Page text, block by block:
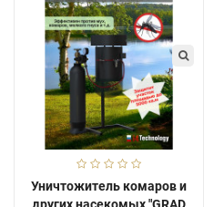
Уничтожитель комаров и
других насекомых "GRAD